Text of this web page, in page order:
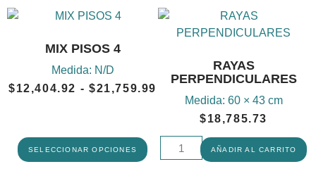
MIX PISOS 4
Medida: N/D
$12,404.92 - $21,759.99
SELECCIONAR OPCIONES
RAYAS
PERPENDICULARES
Medida: 60 × 43 cm
$18,785.73
AÑADIR AL CARRITO